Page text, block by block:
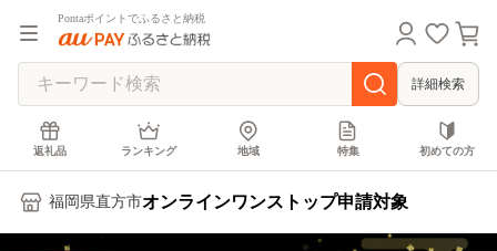
Pontaポイントでふるさと納税
詳細検索
返礼品 ランキング 地域 特集 初めての方
福岡県直方市オンラインワンストップ申請対象